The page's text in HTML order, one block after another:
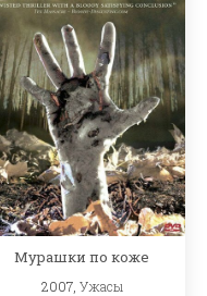
Мурашки по коже
2007, Ужасы